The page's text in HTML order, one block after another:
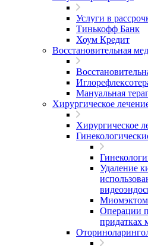
Услуги в
Тинькофф Банк
Хоум Кредит
Восстановительная
Мануальная
Хирургическое
Хирургическое
Удаление
Операции
придатках